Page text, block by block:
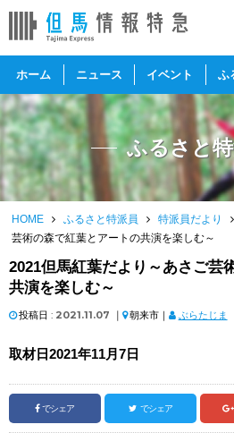
ホーム ニュース イベント ふ
ふるさと
HOME ふるさと特派員 特派員だより
芸術の森で紅葉とアートの共演を楽しむ～
2021但馬紅葉だより～あさご芸
共演を楽しむ～
投稿日 : 2021.11.07 ｜ 朝来市｜ ぶらたじま
取材日2021年11月7日
でシェア でシェア